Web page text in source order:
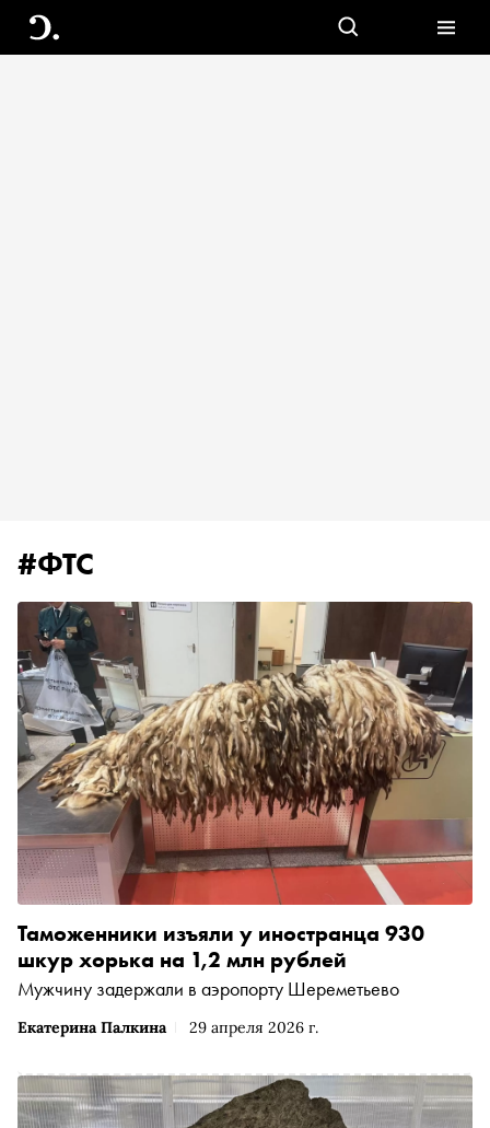
#ФТС
Екатерина Палкина 29 апреля 2026 г.
Таможенники изъяли у иностранца 930
шкур хорька на 1,2 млн рублей
Мужчину задержали в аэропорту Шереметьево